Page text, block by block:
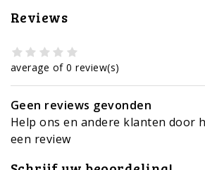
Reviews
average of 0 review(s)
Geen reviews gevonden
Help ons en andere klanten door
een review